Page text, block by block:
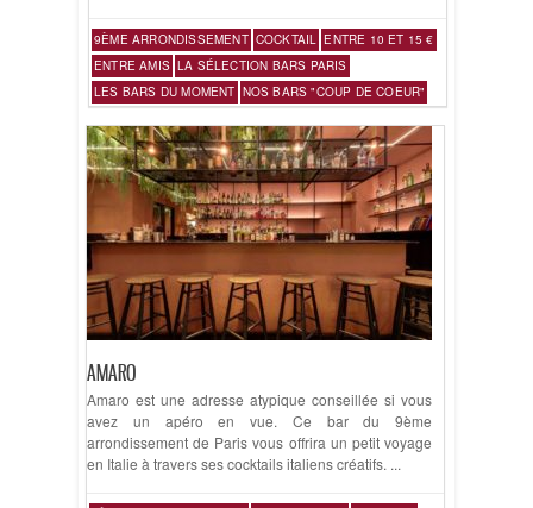
9ÈME ARRONDISSEMENT COCKTAIL ENTRE 10 ET 15 €
ENTRE AMIS LA SÉLECTION BARS PARIS
LES BARS DU MOMENT NOS BARS "COUP DE COEUR"
AMARO
Amaro est une adresse atypique conseillée si vous
avez un apéro en vue. Ce bar du 9ème
arrondissement de Paris vous offrira un petit voyage
en Italie à travers ses cocktails italiens créatifs. ...